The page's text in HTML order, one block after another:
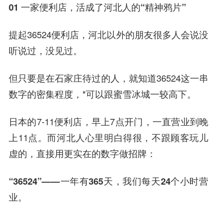
01 一家便利店， 活成了河北人的“精神鸦片”
提起36524便利店，河北以外的朋友很多人会说没
听说过，没见过。
但只要是在石家庄待过的人，就知道36524这一串
数字的密集程度，*可以跟蜜雪冰城一较高下。
日本的7-11便利店，早上7点开门，一直营业到晚
上11点。而河北人心里明白得很，不跟顾客玩儿
虚的，直接用更实在的数字做招牌：
“36524”——一年有365天，我们每天24个小时营
业。